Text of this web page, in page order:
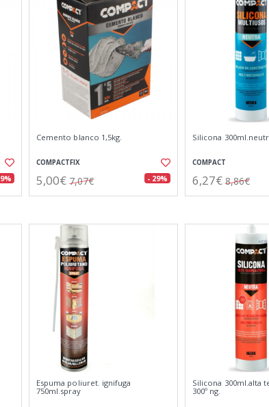
Cemento blanco 1,5kg.
COMPACTFIX
5,00€ 7,07€ - 29%
Silicona
COMPACT
6,27€ 8,86€
Espuma poliuret. ignifuga
750ml.spray
Silicona 300ml.alta
300º ng.